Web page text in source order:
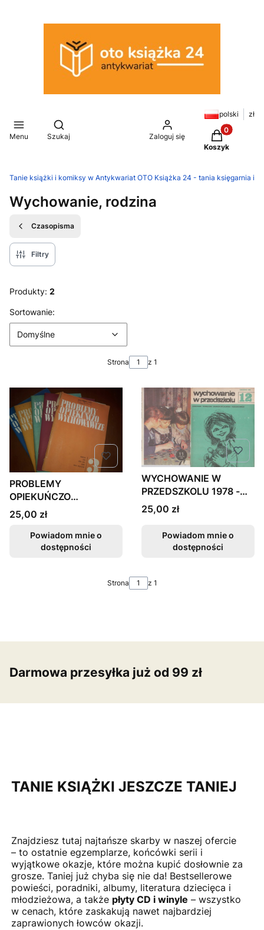
Menu
Otwórz wyszukiwarkę
Szukaj Zaloguj się
polski zł
Produkty w
Koszyk
Tanie książki i komiksy w Antykwariat OTO Książka 24 - tania księgarnia
Wychowanie, rodzina
Czasopisma
Filtry
Produkty: 2
Lista produktów
Sortowanie:
Domyślne
Strona z 1
PROBLEMY
OPIEKUŃCZO
WYCHOWAWCZE 5
NUMERÓW
Cena
25,00 zł
Powiadom mnie o
dostępności
WYCHOWANIE W
PRZEDSZKOLU 1978 -
1992 WYBRANE NUMER
Cena
25,00 zł
Powiadom mnie o
dostępności
Strona z 1
Darmowa przesyłka już od 99 zł
TANIE KSIĄŻKI JESZCZE TANIEJ
Znajdziesz tutaj najtańsze skarby w naszej ofercie
– to ostatnie egzemplarze, końcówki serii i
wyjątkowe okazje, które można kupić dosłownie za
grosze. Taniej już chyba się nie da! Bestsellerowe
powieści, poradniki, albumy, literatura dziecięca i
młodzieżowa, a także płyty CD i winyle – wszystko
w cenach, które zaskakują nawet najbardziej
zaprawionych łowców okazji.